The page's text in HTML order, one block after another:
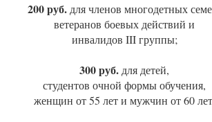
200 руб. для членов многодетных
ветеранов боевых действий и
инвалидов III группы;
300 руб. для детей,
студентов очной формы обучения,
женщин от 55 лет и мужчин от 60